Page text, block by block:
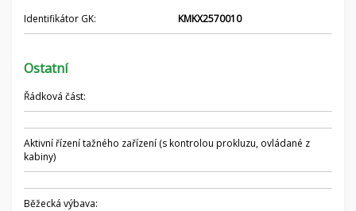
Identifikátor GK: KMKX2570010
Ostatní
Řádková část:
Aktivní řízení tažného zařízení (s kontrolou prokluzu, ovládané z
kabiny)
Běžecká výbava: